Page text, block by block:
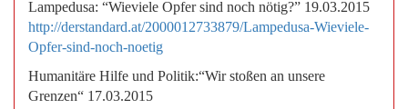
Lampedusa: “Wieviele Opfer sind noch nötig?” 19.03.2015
http://derstandard.at/2000012733879/Lampedusa-Wieviele-
Opfer-sind-noch-noetig
Humanitäre Hilfe und Politik:“Wir stoßen an unsere
Grenzen“ 17.03.2015